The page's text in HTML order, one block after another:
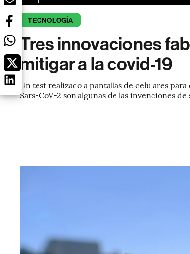
TECNOLOGÍA
Tres innovaciones
mitigar a la covid-19
Un test realizado a pantallas de celulares
Sars-CoV-2 son algunas de las invenciones